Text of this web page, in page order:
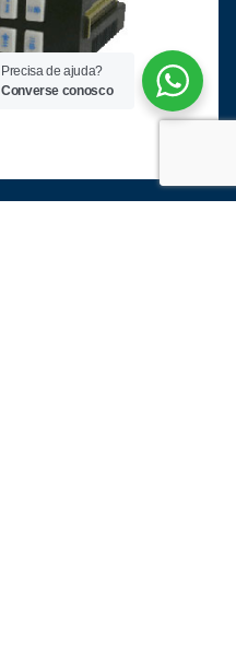
Precisa de ajuda?
Converse conosco